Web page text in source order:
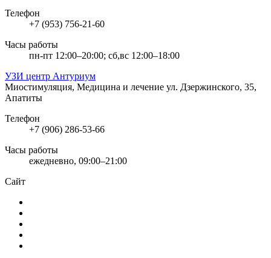
Телефон
+7 (953) 756-21-60
Часы работы
пн-пт 12:00–20:00; сб,вс 12:00–18:00
УЗИ центр Антуриум
Миостимуляция, Медицина и лечение ул. Дзержинского, 35,
Апатиты
Телефон
+7 (906) 286-53-66
Часы работы
ежедневно, 09:00–21:00
Сайт